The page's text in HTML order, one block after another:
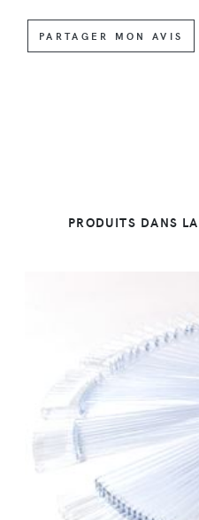
PARTAGER MON AVIS
PRODUITS DANS